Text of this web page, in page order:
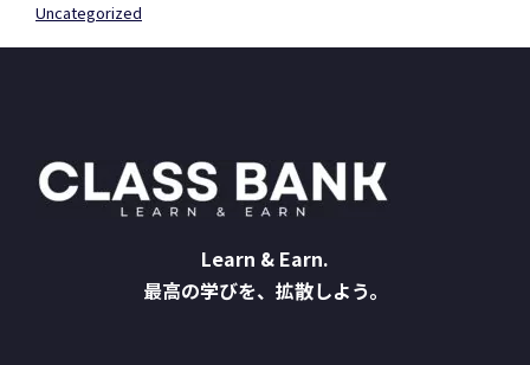
Uncategorized
Learn & Earn.
最高の学びを、拡散しよう。